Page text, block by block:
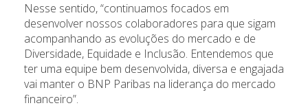
Nesse sentido, “continuamos focados em
desenvolver nossos colaboradores para que sigam
acompanhando as evoluções do mercado e de
Diversidade, Equidade e Inclusão. Entendemos que
ter uma equipe bem desenvolvida, diversa e engajada
vai manter o BNP Paribas na liderança do mercado
financeiro”.